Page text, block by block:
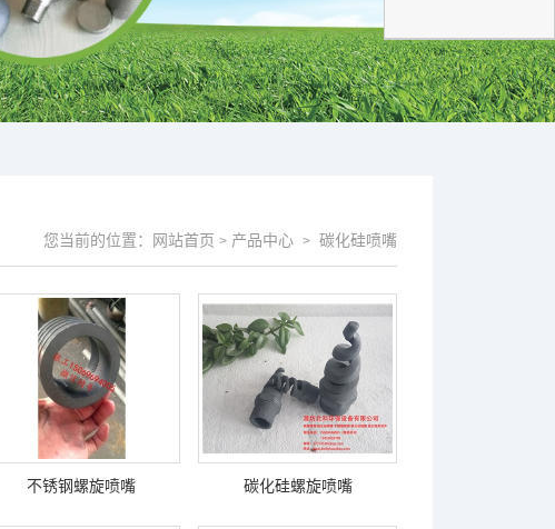
您当前的位置： 网站首页 > 产品中心 > 碳化硅喷嘴
不锈钢螺旋喷嘴 碳化硅螺旋喷嘴